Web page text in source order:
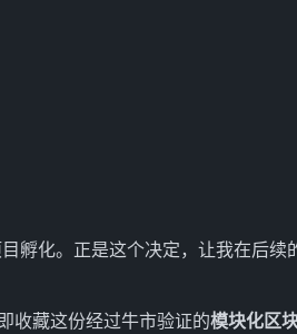
孵化。正是这个决定，让我在后续
收藏这份经过牛市验证的模块化区